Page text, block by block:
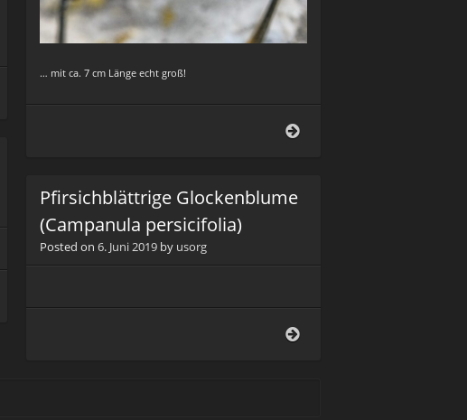
Feldwespe
… mit ca. 7 cm Länge echt groß!
(Lymantria
Pfirsichblättrige Glockenblume
(Campanula persicifolia)
Posted on 6. Juni 2019by usorg